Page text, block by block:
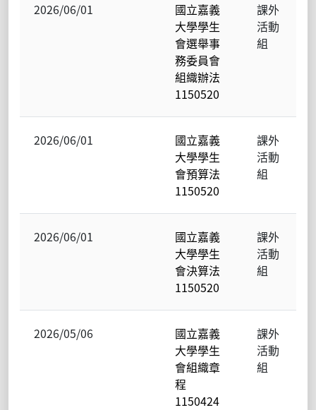
2026/06/01
國立嘉義
大學學生
會選舉事
務委員會
組織辦法
1150520
課外
活動
組
2026/06/01
國立嘉義
大學學生
會預算法
1150520
課外
活動
組
2026/06/01
國立嘉義
大學學生
會決算法
1150520
課外
活動
組
2026/05/06
國立嘉義
大學學生
會組織章
程
1150424
課外
活動
組